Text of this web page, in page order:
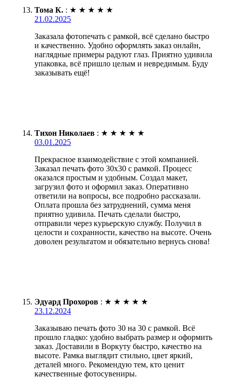
Тома К. : ★ ★ ★ ★ ★
21.02.2025
Заказала фотопечать с рамкой, всё сделано быстро
и качественно. Удобно оформлять заказ онлайн,
наглядные примеры радуют глаз. Приятно удивила
упаковка, всё пришло целым и невредимым. Буду
заказывать ещё!
Тихон Николаев : ★ ★ ★ ★ ★
03.01.2025
Прекрасное взаимодействие с этой компанией.
Заказал печать фото 30х30 с рамкой. Процесс
оказался простым и удобным. Создал макет,
загрузил фото и оформил заказ. Оперативно
ответили на вопросы, все подробно рассказали.
Оплата прошла без затруднений, сумма меня
приятно удивила. Печать сделали быстро,
отправили через курьерскую службу. Получил в
целости и сохранности, качество на высоте. Очень
доволен результатом и обязательно вернусь снова!
Эдуард Прохоров : ★ ★ ★ ★ ★
23.12.2024
Заказываю печать фото 30 на 30 с рамкой. Всё
прошло гладко: удобно выбрать размер и оформить
заказ. Доставили в Воркуту быстро, качество на
высоте. Рамка выглядит стильно, цвет яркий,
деталей много. Рекомендую тем, кто ценит
качественные фотосувениры.